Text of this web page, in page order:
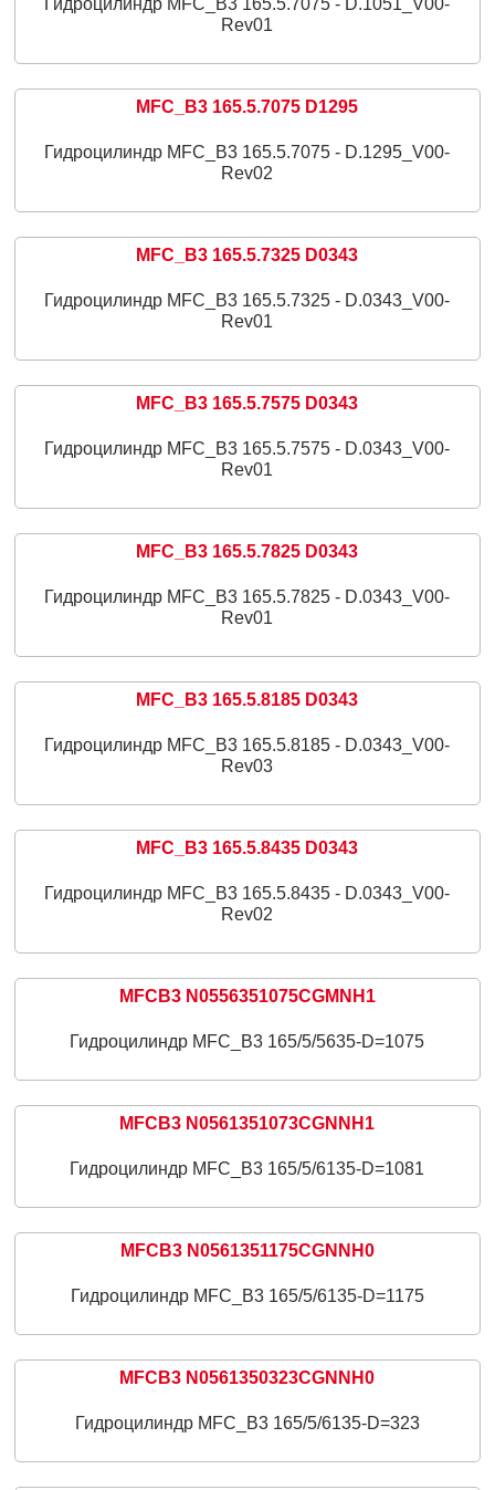
Rev01
MFC_B3 165.5.7075 D1295
Гидроцилиндр MFC_B3 165.5.7075 - D.1295_V00-
Rev02
MFC_B3 165.5.7325 D0343
Гидроцилиндр MFC_B3 165.5.7325 - D.0343_V00-
Rev01
MFC_B3 165.5.7575 D0343
Гидроцилиндр MFC_B3 165.5.7575 - D.0343_V00-
Rev01
MFC_B3 165.5.7825 D0343
Гидроцилиндр MFC_B3 165.5.7825 - D.0343_V00-
Rev01
MFC_B3 165.5.8185 D0343
Гидроцилиндр MFC_B3 165.5.8185 - D.0343_V00-
Rev03
MFC_B3 165.5.8435 D0343
Гидроцилиндр MFC_B3 165.5.8435 - D.0343_V00-
Rev02
MFCB3 N0556351075CGMNH1
Гидроцилиндр MFC_B3 165/5/5635-D=1075
MFCB3 N0561351073CGNNH1
Гидроцилиндр MFC_B3 165/5/6135-D=1081
MFCB3 N0561351175CGNNH0
Гидроцилиндр MFC_B3 165/5/6135-D=1175
MFCB3 N0561350323CGNNH0
Гидроцилиндр MFC_B3 165/5/6135-D=323